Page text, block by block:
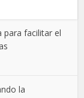
para facilitar el
la